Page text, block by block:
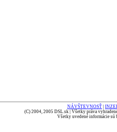
NÁVŠTEVNOSŤ
(C) 2004, 2005 DSL.sk | Všetky práva
Všetky uvedené informácie sú